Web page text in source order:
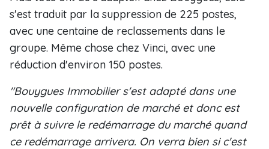
s'est traduit par la suppression de 225 postes,
avec une centaine de reclassements dans le
groupe. Même chose chez Vinci, avec une
réduction d'environ 150 postes.
"Bouygues Immobilier s'est adapté dans une
nouvelle configuration de marché et donc est
prêt à suivre le redémarrage du marché quand
ce redémarrage arrivera. On verra bien si c'est